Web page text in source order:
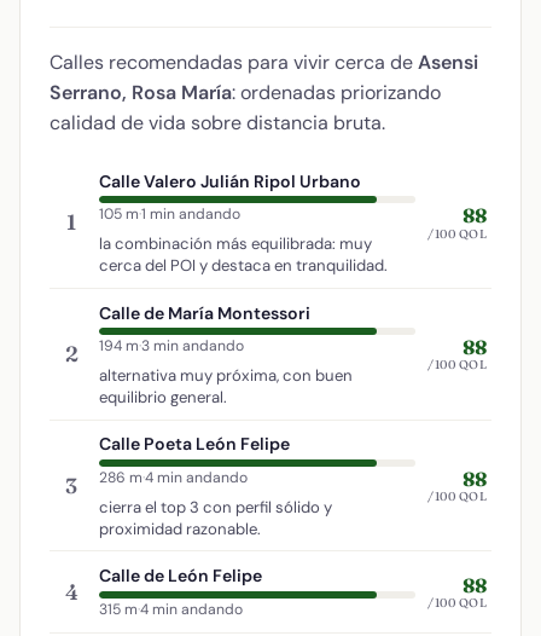
Calles recomendadas para vivir cerca deAsensi
Serrano, Rosa María: ordenadas priorizando
calidad de vida sobre distancia bruta.
1
Calle Valero Julián Ripol Urbano
105 m·1 min andando
la combinación más equilibrada: muy
cerca del POI y destaca en tranquilidad.
88
/100 QOL
2
Calle de María Montessori
194 m·3 min andando
alternativa muy próxima, con buen
equilibrio general.
88
/100 QOL
3
Calle Poeta León Felipe
286 m·4 min andando
cierra el top 3 con perfil sólido y
proximidad razonable.
88
/100 QOL
4
Calle de León Felipe
315 m·4 min andando
88
/100 QOL